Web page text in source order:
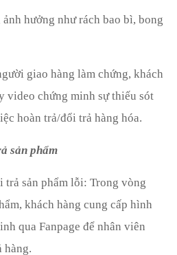
hưởng như rách bao bì, bong
giao hàng làm chứng, khách
video chứng minh sự thiếu sót
hoàn trả/đổi trả hàng hóa.
sản phẩm
sản phẩm lỗi: Trong vòng
khách hàng cung cấp hình
qua Fanpage để nhân viên
hàng.